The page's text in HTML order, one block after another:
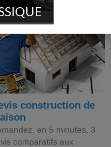
construction de
en 5 minutes, 3
comparatifs aux